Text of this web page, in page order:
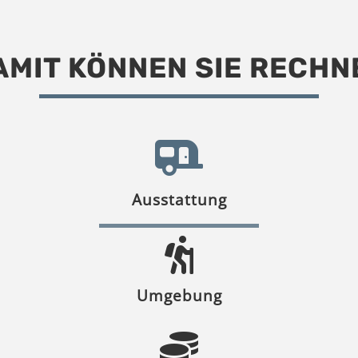
KÖNNEN SIE
Ausstattung
Umgebung